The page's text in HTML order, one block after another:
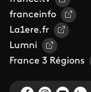
franceinfo
La1ere.fr
Lumni
France 3 Régions